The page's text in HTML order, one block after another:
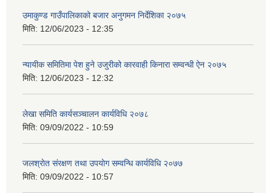
उमाकुण्ड गाउँपालिकाको बजार अनुगमन निर्देशिका २०७५
मिति: 12/06/2023 - 12:35
न्यायीक समितिमा पेश हुने उजुरीको कारवाही किनारा सम्वन्धी ऐन २०७५
मिति: 12/06/2023 - 12:32
लेखा समिति कार्यसञ्चालन कार्यविधि २०७८
मिति: 09/09/2022 - 10:59
जलश्राेत संरक्षण तथा उपयाेग सम्वन्धि कार्यविधि २०७७
मिति: 09/09/2022 - 10:57